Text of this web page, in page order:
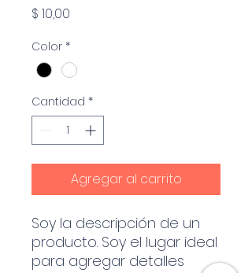
$ 10,00
Color *
Cantidad *
Agregar al carrito
Soy la descripción de un
producto. Soy el lugar ideal
para agregar detalles